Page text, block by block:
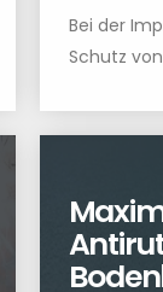
Bei der
Schutz